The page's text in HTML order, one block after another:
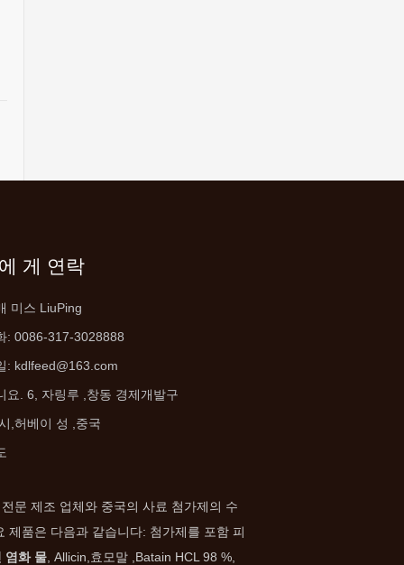
게 연락
미스 LiuPing
: 0086-317-3028888
: kdlfeed@163.com
요. 6, 자링루 , 창동 경제개발구
,허베이 성 ,중국
문 제조 업체와 중국의 사료 첨가제의 수
제품은 다음과 같습니다: 첨가제를 포함 피
염화 물 , Allicin,효모말 ,Batain HCL 98 %,